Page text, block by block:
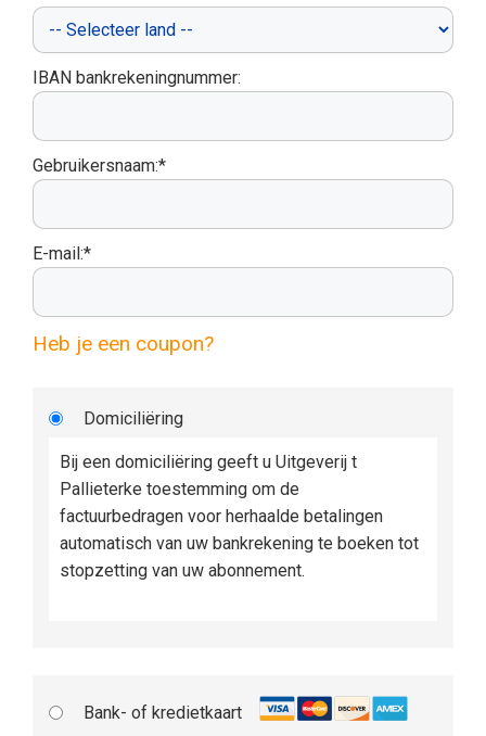
IBAN bankrekeningnummer:
Gebruikersnaam:*
E-mail:*
Heb je een coupon?
Domiciliëring
Bij een domiciliëring geeft u Uitgeverij t
Pallieterke toestemming om de
factuurbedragen voor herhaalde betalingen
automatisch van uw bankrekening te boeken tot
stopzetting van uw abonnement.
Bank- of kredietkaart